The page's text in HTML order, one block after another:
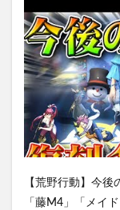
【荒野行動】今
「藤M4」「メイ